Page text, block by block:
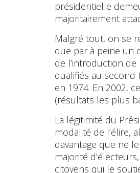
présidentielle
majoritairement
Malgré tout, on se
que par à peine un
de l’introduction
qualifiés au
en 1974. En 2002,
(résultats les plus
La légitimité du
modalité de l’élire,
davantage que ne
majorité
citoyens qui le